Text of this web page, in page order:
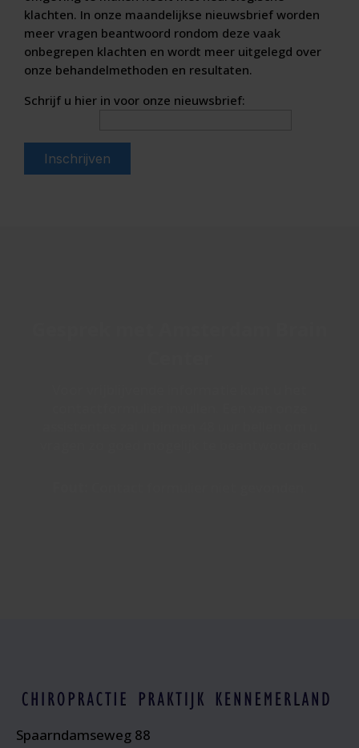
klachten. In onze maandelijkse nieuwsbrief worden
meer vragen beantwoord rondom deze vaak
onbegrepen klachten en wordt meer uitgelegd over
onze behandelmethoden en resultaten.
Schrijf u hier in voor onze nieuwsbrief:
Spaarndamseweg 88